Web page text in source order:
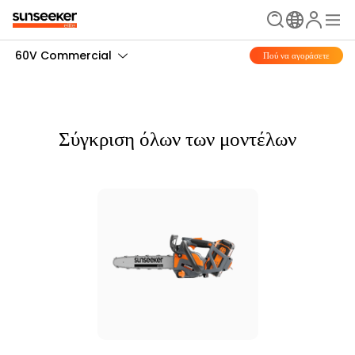
60V Commercial Πού να αγοράσετε
Σύγκριση όλων των μοντέλων